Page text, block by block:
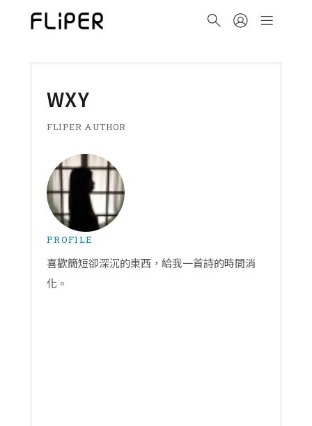
WXY
FLIPER AUTHOR
PROFILE
喜歡簡短卻深沉的東西，給我一首詩的時間消
化。